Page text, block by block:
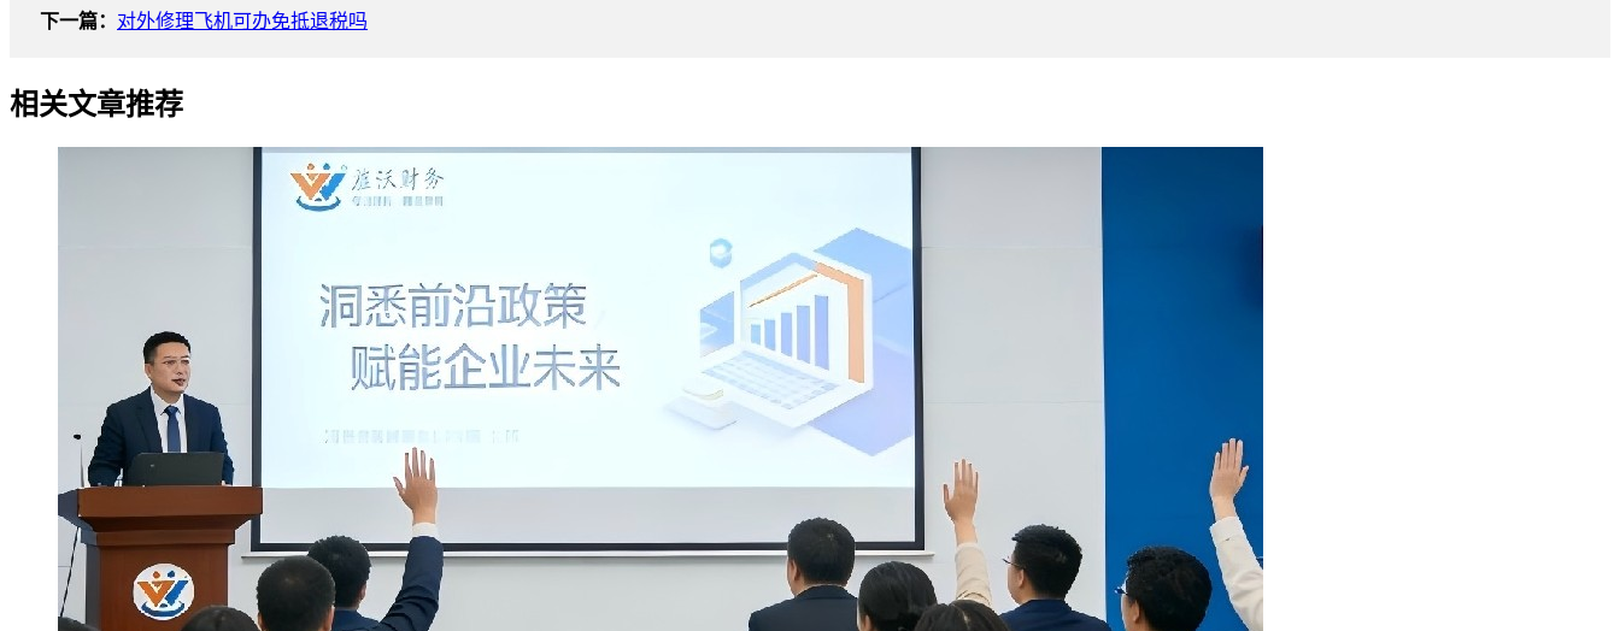
下一篇： 对外修理飞机可办免抵退税吗
相关文章推荐